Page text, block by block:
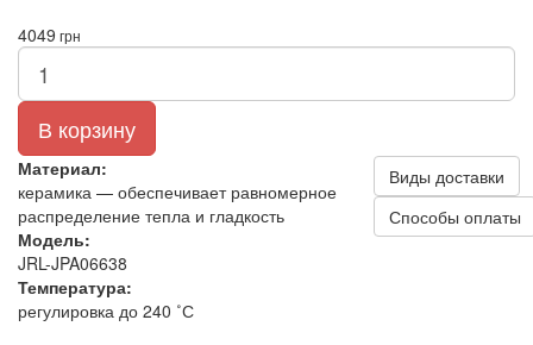
4049 грн
В корзину
Материал:
керамика — обеспечивает равномерное
распределение тепла и гладкость
Модель:
JRL-JPA06638
Температура:
регулировка до 240 ˚С
Виды доставки
Способы оплаты